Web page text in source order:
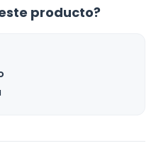
producto?